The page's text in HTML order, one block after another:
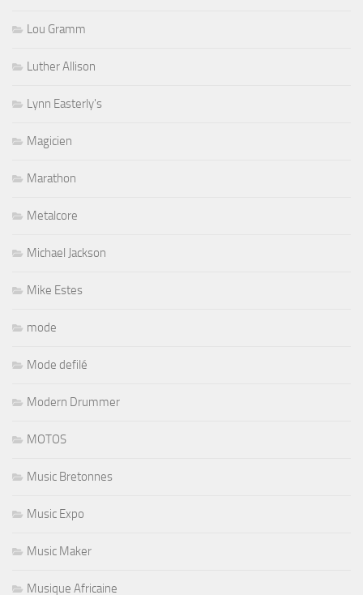
Lou Gramm
Luther Allison
Lynn Easterly's
Magicien
Marathon
Metalcore
Michael Jackson
Mike Estes
mode
Mode defilé
Modern Drummer
MOTOS
Music Bretonnes
Music Expo
Music Maker
Musique Africaine